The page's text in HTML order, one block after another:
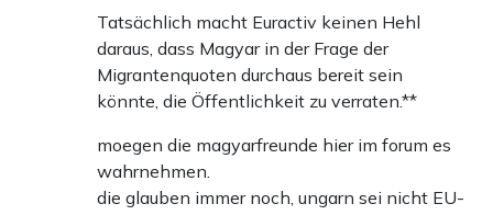
Tatsächlich macht Euractiv keinen Hehl
daraus, dass Magyar in der Frage der
Migrantenquoten durchaus bereit sein
könnte, die Öffentlichkeit zu verraten.**
moegen die magyarfreunde hier im forum es
wahrnehmen.
die glauben immer noch, ungarn sei nicht EU-